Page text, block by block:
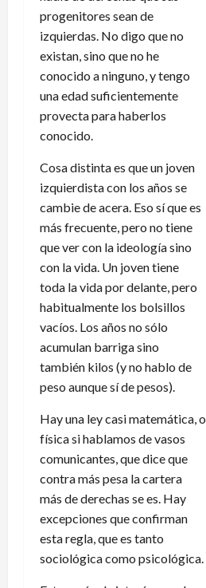
progenitores sean de
izquierdas. No digo que no
existan, sino que no he
conocido a ninguno, y tengo
una edad suficientemente
provecta para haberlos
conocido.
Cosa distinta es que un joven
izquierdista con los años se
cambie de acera. Eso sí que es
más frecuente, pero no tiene
que ver con la ideología sino
con la vida. Un joven tiene
toda la vida por delante, pero
habitualmente los bolsillos
vacíos. Los años no sólo
acumulan barriga sino
también kilos (y no hablo de
peso aunque sí de pesos).
Hay una ley casi matemática, o
física si hablamos de vasos
comunicantes, que dice que
contra más pesa la cartera
más de derechas se es. Hay
excepciones que confirman
esta regla, que es tanto
sociológica como psicológica.